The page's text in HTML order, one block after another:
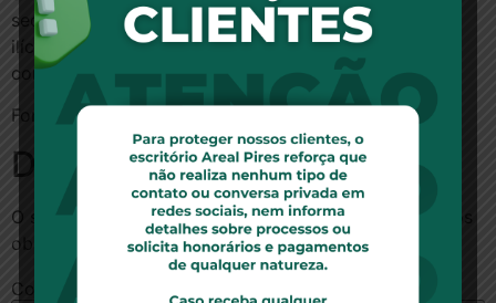
securitária sob a alegação de doença pré-existente é
ilícita se não houve a exigência de exames prévios à
contratação ou a demonstração de má-fé”.
Fonte: Jota Info
Deixe um comentário
O seu endereço de e-mail não será publicado.
obrigatórios são marcados com*
Comentário